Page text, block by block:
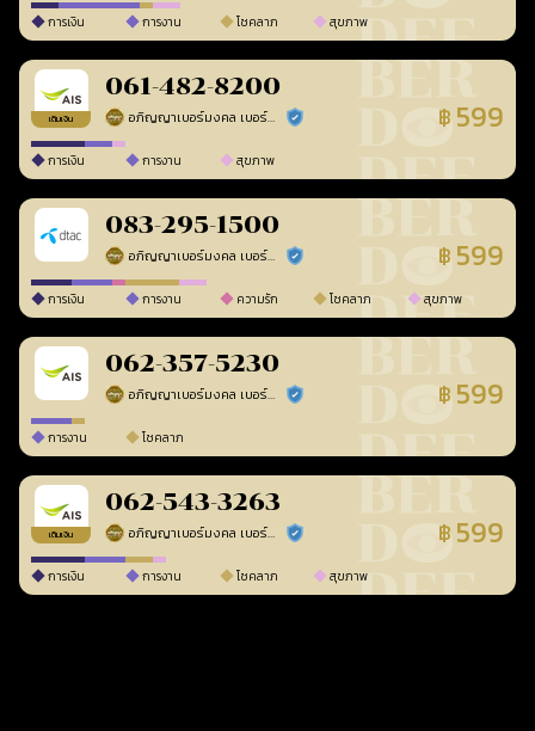
การเงิน การงาน โชคลาภ สุขภาพ
เติมเงิน
061-482-8200
อภิญญาเบอร์มงคล เบอร์สวยเลขศาสตร์ ร้านยืนยันแล้ว ฿ 599
การเงิน การงาน สุขภาพ
083-295-1500
อภิญญาเบอร์มงคล เบอร์สวยเลขศาสตร์ ร้านยืนยันแล้ว ฿ 599
การเงิน การงาน ความรัก โชคลาภ สุขภาพ
062-357-5230
อภิญญาเบอร์มงคล เบอร์สวยเลขศาสตร์ ร้านยืนยันแล้ว ฿ 599
การงาน โชคลาภ
เติมเงิน
062-543-3263
อภิญญาเบอร์มงคล เบอร์สวยเลขศาสตร์ ร้านยืนยันแล้ว ฿ 599
การเงิน การงาน โชคลาภ สุขภาพ